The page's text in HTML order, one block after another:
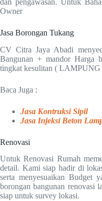
Owner
Jasa Borongan Tukang
CV Citra Jaya Abadi
Bangunan + mandor Harga
tingkat kesulitan (
Baca Juga :
Jasa Kontruksi Sipil
Jasa Injeksi Beton
Renovasi
Untuk Renovasi Rumah
detail. Kami siap hadir di
serta menyesuaikan Budget
borongan bangunan renovasi
siap untuk survey lokasi.